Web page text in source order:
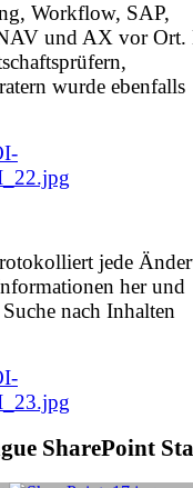
Workflow, SAP,
und AX vor Ort.
wurde ebenfalls
jede
her und
nach Inhalten
SharePoint